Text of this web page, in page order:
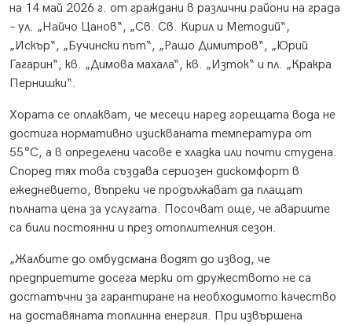
на 14 май 2026 г. от граждани в различни райони на града
– ул. „Найчо Цанов“, „Св. Св. Кирил и Методий“,
„Искър“, „Бучински път“, „Рашо Димитров“, „Юрий
Гагарин“, кв. „Димова махала“, кв. „Изток“ и пл. „Кракра
Пернишки“.
Хората се оплакват, че месеци наред горещата вода не
достига нормативно изискваната температура от
55°C, а в определени часове е хладка или почти студена.
Според тях това създава сериозен дискомфорт в
ежедневието, въпреки че продължават да плащат
пълната цена за услугата. Посочват още, че авариите
са били постоянни и през отоплителния сезон.
„Жалбите до омбудсмана водят до извод, че
предприетите досега мерки от дружеството не са
достатъчни за гарантиране на необходимото качество
на доставяната топлинна енергия. При извършена